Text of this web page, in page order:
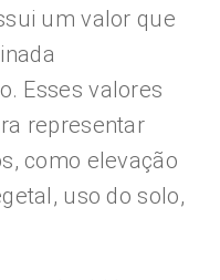
um valor que
Esses valores
representar
como elevação
uso do solo,